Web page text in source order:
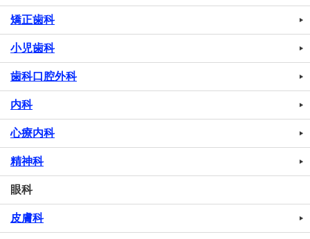
矯正歯科
小児歯科
歯科口腔外科
内科
心療内科
精神科
眼科
皮膚科